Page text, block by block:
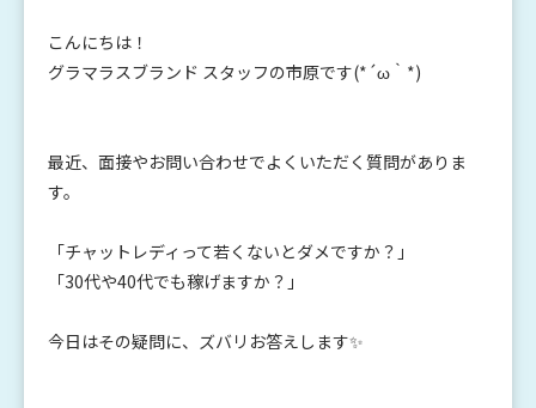
こんにちは！
グラマラスブランド スタッフの市原です(*´ω｀*)
最近、面接やお問い合わせでよくいただく質問がありま
す。
「チャットレディって若くないとダメですか？」
「30代や40代でも稼げますか？」
今日はその疑問に、ズバリお答えします✨